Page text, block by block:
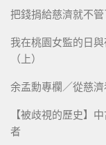
把錢捐給慈濟就不
我在桃園女監的日
（上）
余孟勳專欄／從慈
【被歧視的歷史】
者